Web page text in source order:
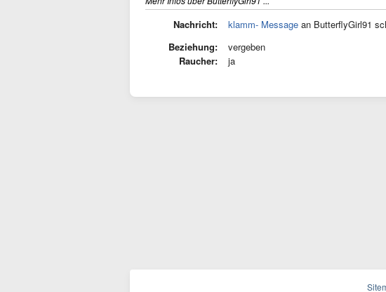
Nachricht: klamm- Message an ButterflyGirl91
Beziehung:
vergeben
Raucher:
ja